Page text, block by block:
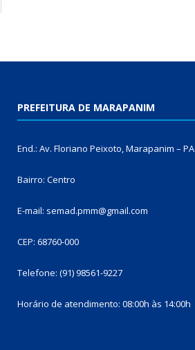
PREFEITURA DE MARAPANIM
End.: Av. Floriano Peixoto, Marapanim – PA
Bairro: Centro
E-mail: semad.pmm@gmail.com
CEP: 68760-000
Telefone: (91) 98561-9227
Horário de atendimento: 08:00h às 14:00h